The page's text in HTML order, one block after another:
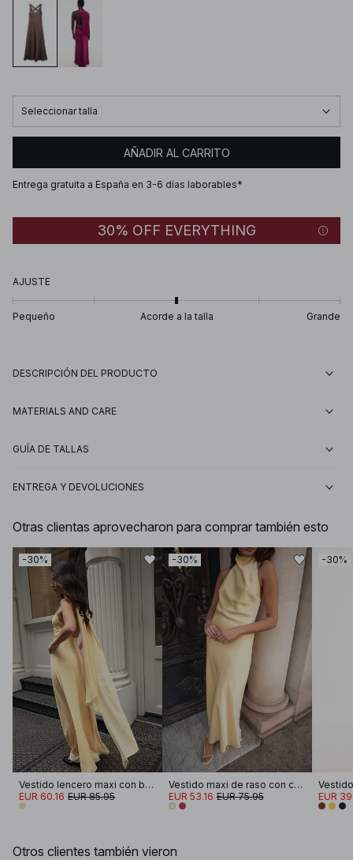
Seleccionar talla
AÑADIR AL CARRITO
Entrega gratuita a España en 3-6 días laborables*
30% OFF EVERYTHING
AJUSTE
Pequeño Acorde a la talla Grande
DESCRIPCIÓN DEL PRODUCTO
MATERIALS AND CARE
GUÍA DE TALLAS
ENTREGA Y DEVOLUCIONES
Otras clientas aprovecharon para comprar también esto
-30%
Vestido lencero maxi con bufanda
EUR 60.16 EUR 85.95
-30%
Vestido maxi de raso con cuello halter
EUR 53.16 EUR 75.95
-30%
EUR
Otros clientes también vieron